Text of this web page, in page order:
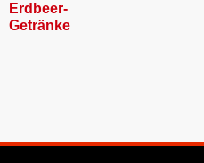
Erdbeer-
Getränke